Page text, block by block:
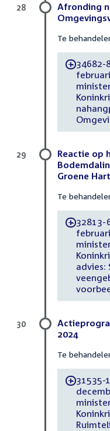
Afronding
Te
-34682-
28
Reactie op
Groene
Te
-32813-
advies:
29
2024
Te
-31535-
30